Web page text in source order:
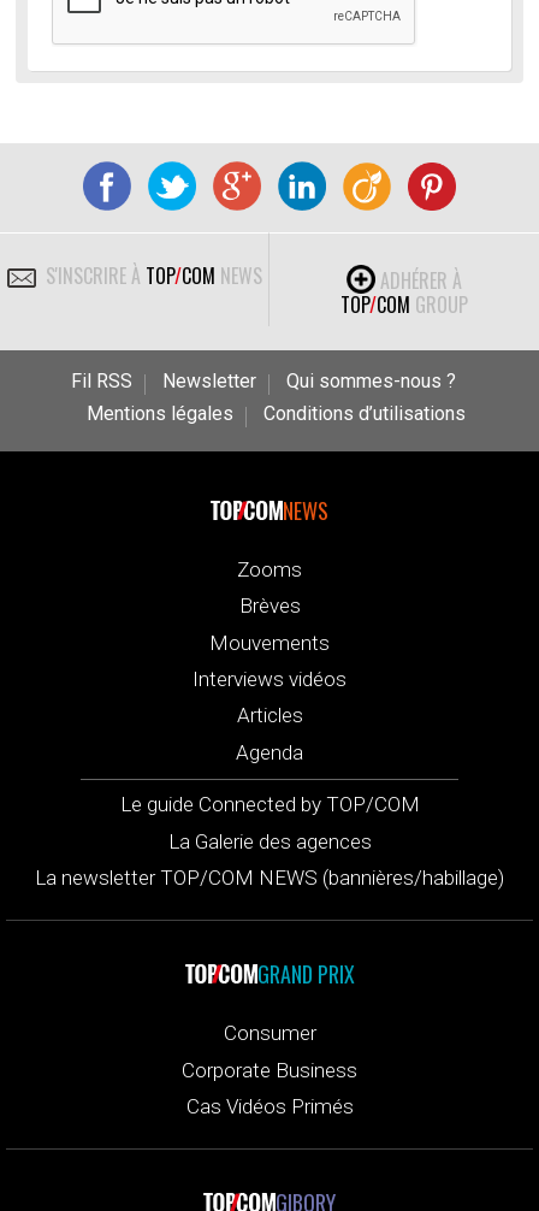
S'INSCRIRE À TOP/COM NEWS
ADHÉRER À
TOP/COM GROUP
Fil RSS Newsletter
Qui sommes-nous ?
Mentions légales
Conditions d’utilisations
NEWS
Zooms
Brèves
Mouvements
Interviews vidéos
Articles
Agenda
Le guide Connected by TOP/COM
La Galerie des agences
La newsletter TOP/COM NEWS (bannières/habillage)
GRAND PRIX
Consumer
Corporate Business
Cas Vidéos Primés
GIBORY